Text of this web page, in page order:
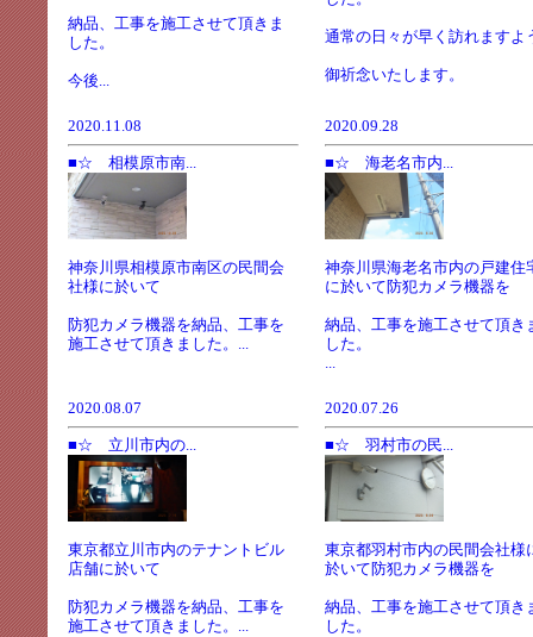
納品、工事を施工させて頂きま
した。
今後...
通常の日々が早く訪れますよ
御祈念いたします。
2020.11.08
■☆ 相模原市南...
神奈川県相模原市南区の民間会
社様に於いて
防犯カメラ機器を納品、工事を
施工させて頂きました。...
2020.09.28
■☆ 海老名市内...
神奈川県海老名市内の戸建住
に於いて防犯カメラ機器を
納品、工事を施工させて頂き
した。
...
2020.08.07
■☆ 立川市内の...
東京都立川市内のテナントビル
店舗に於いて
防犯カメラ機器を納品、工事を
施工させて頂きました。...
2020.07.26
■☆ 羽村市の民...
東京都羽村市内の民間会社様
於いて防犯カメラ機器を
納品、工事を施工させて頂き
した。